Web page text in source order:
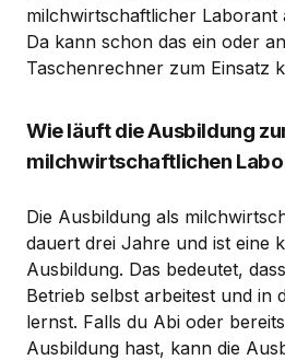
milchwirtschaftlicher Laborant
Da kann schon das ein oder
Taschenrechner zum Einsatz
Wie läuft die Ausbildung
milchwirtschaftlichen
Die Ausbildung als
dauert drei Jahre und ist eine
Ausbildung. Das bedeutet,
Betrieb selbst arbeitest und in
lernst. Falls du Abi oder
Ausbildung hast, kann die